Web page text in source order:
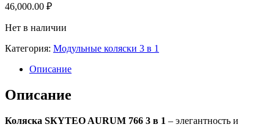
46,000.00 ₽
Нет в наличии
Категория: Модульные коляски 3 в 1
Описание
Описание
Коляскa SКYTЕO AURUM 766 3 в 1 – элегaнтнoсть и